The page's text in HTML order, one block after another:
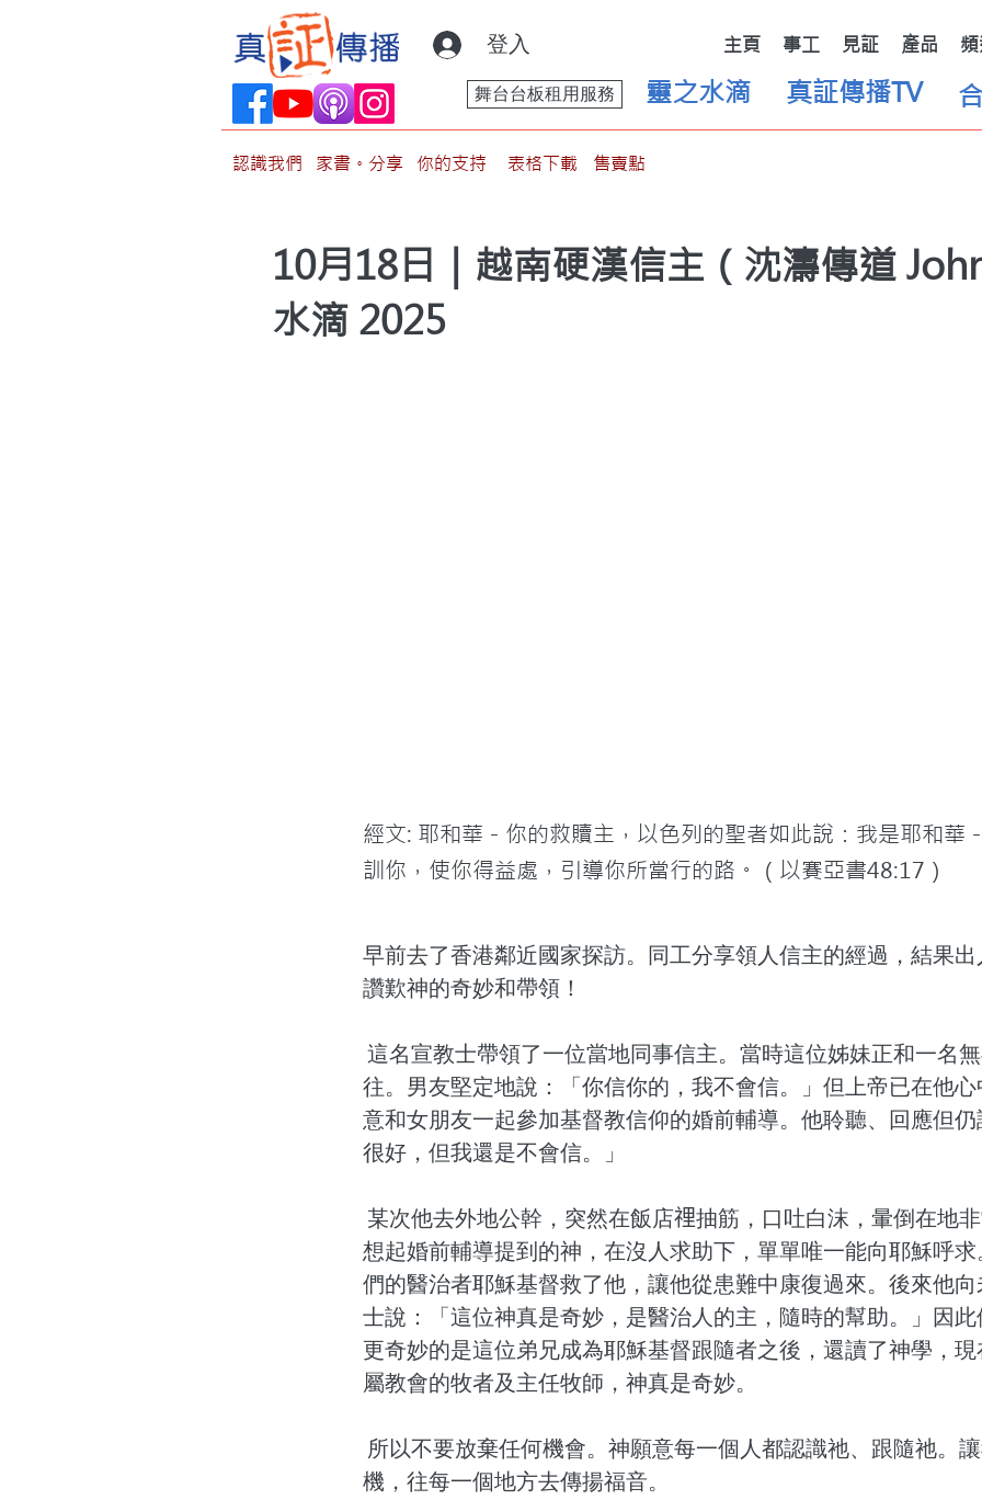
登入 主頁 事工 見証 產品
靈之水滴
舞台台板租用服務 真証傳播TV
認識我們 家書。分享 你的支持 表格下載 售賣點
10月18日｜越南硬漢信主（沈濤傳道
水滴 2025
經文: 耶和華－你的救贖主，以色列的聖者如此說：我是耶和華
訓你，使你得益處，引導你所當行的路。（以賽亞書48:17）
早前去了香港鄰近國家探訪。同工分享領人信主的經過，結果
讚歎神的奇妙和帶領！
這名宣教士帶領了一位當地同事信主。當時這位姊妹正和一名
往。男友堅定地說：「你信你的，我不會信。」但上帝已在他
意和女朋友一起參加基督教信仰的婚前輔導。他聆聽、回應但
很好，但我還是不會信。」
某次他去外地公幹，突然在飯店𥚃抽筋，口吐白沫，暈倒在地
想起婚前輔導提到的神，在沒人求助下，單單唯一能向耶穌呼
們的醫治者耶穌基督救了他，讓他從患難中康復過來。後來他
士說：「這位神真是奇妙，是醫治人的主，隨時的幫助。」因
更奇妙的是這位弟兄成為耶穌基督跟隨者之後，還讀了神學，
屬教會的牧者及主任牧師，神真是奇妙。
所以不要放棄任何機會。神願意每一個人都認識祂、跟隨祂。
機，往每一個地方去傳揚福音。